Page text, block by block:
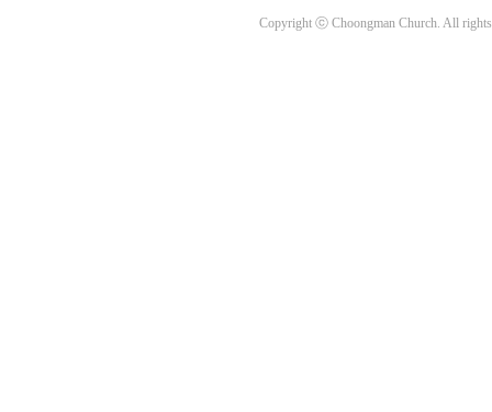
Copyright ⓒ Choongman Church. All rights